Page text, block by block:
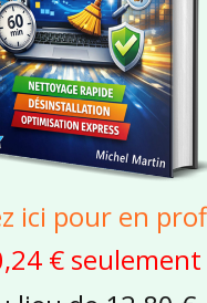
ici pour en
€ seulement